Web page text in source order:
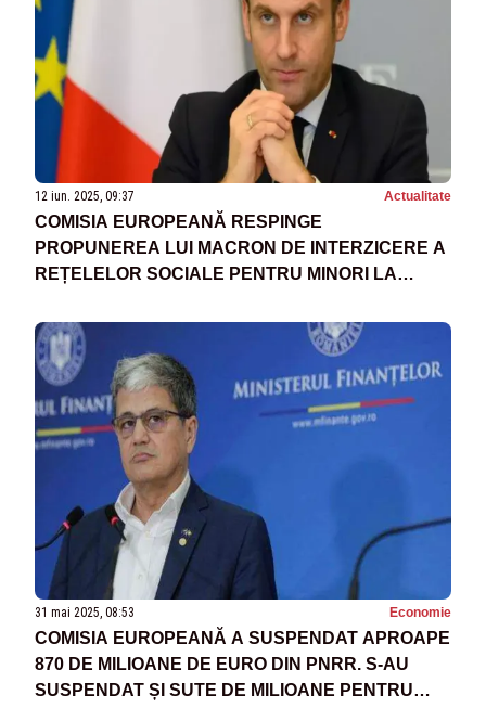
12 iun. 2025, 09:37 Actualitate
COMISIA EUROPEANĂ RESPINGE
PROPUNEREA LUI MACRON DE INTERZICERE A
REȚELELOR SOCIALE PENTRU MINORI LA
31 mai 2025, 08:53 Economie
COMISIA EUROPEANĂ A SUSPENDAT APROAPE
870 DE MILIOANE DE EURO DIN PNRR. S-AU
SUSPENDAT ȘI SUTE DE MILIOANE PENTRU